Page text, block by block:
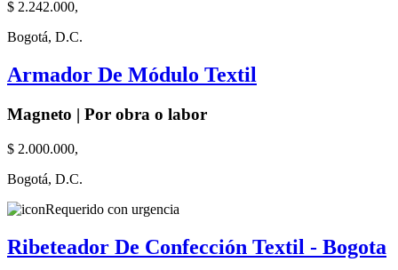
$ 2.242.000,
Bogotá, D.C.
Armador De Módulo Textil
Magneto | Por obra o labor
$ 2.000.000,
Bogotá, D.C.
Requerido con urgencia
Ribeteador De Confección Textil - Bogota